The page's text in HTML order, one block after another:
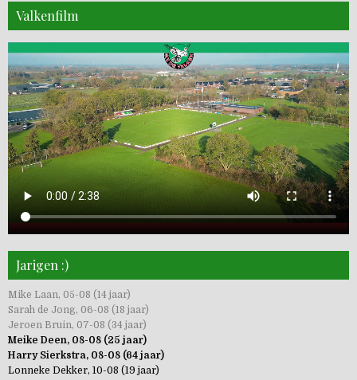
Valkenfilm
Jarigen :)
Mike Laan, 05-08 (14 jaar)
Sarah de Jong, 06-08 (18 jaar)
Jeroen Bruin, 07-08 (34 jaar)
Meike Deen, 08-08 (25 jaar)
Harry Sierkstra, 08-08 (64 jaar)
Lonneke Dekker, 10-08 (19 jaar)